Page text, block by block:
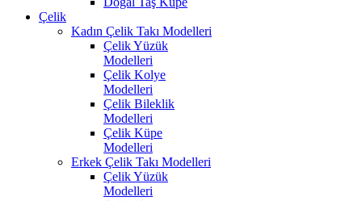
Çelik
Kadın Çelik Takı Modelleri
Çelik Yüzük
Modelleri
Çelik Kolye
Modelleri
Çelik Bileklik
Modelleri
Çelik Küpe
Modelleri
Erkek Çelik Takı Modelleri
Çelik Yüzük
Modelleri